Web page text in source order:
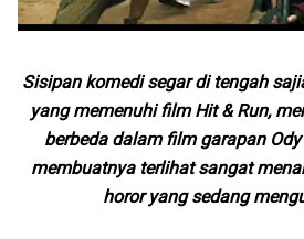
Sisipan komedi segar di tengah
yang memenuhi film Hit & Run,
berbeda dalam film garapan
membuatnya terlihat sangat
horor yang sedang